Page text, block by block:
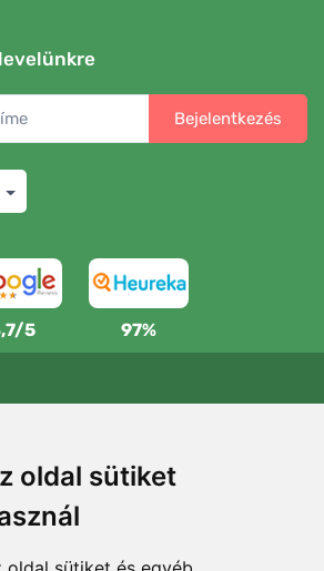
oldal sütiket
Bejelentkezés
5 97%
ingyenesen
a következő összeg felett: 80 EUR
és visszaküldés
belül bármikor visszaküldheti vagy